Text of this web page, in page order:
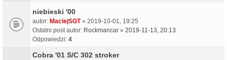
niebieski '00
autor: MaciejSGT» 2019-10-01, 19:25
Ostatni post autor: Rockmancar » 2019-11-13, 20:13
Odpowiedzi: 4
Cobra '01 S/C 302 stroker